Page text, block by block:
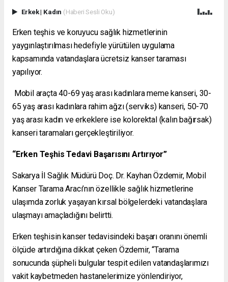
Erkek| Kadın (Haberi Sesli Oku)
Erken teşhis ve koruyucu sağlık hizmetlerinin
yaygınlaştırılması hedefiyle yürütülen uygulama
kapsamında vatandaşlara ücretsiz kanser taraması
yapılıyor.
Mobil araçta 40-69 yaş arası kadınlara meme kanseri, 30-
65 yaş arası kadınlara rahim ağzı (serviks) kanseri, 50-70
yaş arası kadın ve erkeklere ise kolorektal (kalın bağırsak)
kanseri taramaları gerçekleştiriliyor.
“Erken Teşhis Tedavi Başarısını Artırıyor”
Sakarya İl Sağlık Müdürü Doç. Dr. Kayhan Özdemir, Mobil
Kanser Tarama Aracı’nın özellikle sağlık hizmetlerine
ulaşımda zorluk yaşayan kırsal bölgelerdeki vatandaşlara
ulaşmayı amaçladığını belirtti.
Erken teşhisin kanser tedavisindeki başarı oranını önemli
ölçüde artırdığına dikkat çeken Özdemir, “Tarama
sonucunda şüpheli bulgular tespit edilen vatandaşlarımızı
vakit kaybetmeden hastanelerimize yönlendiriyor,